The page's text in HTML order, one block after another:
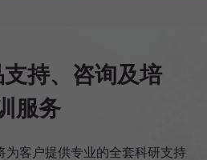
持、咨询及培
服务
为客户提供专业的全套科研支持